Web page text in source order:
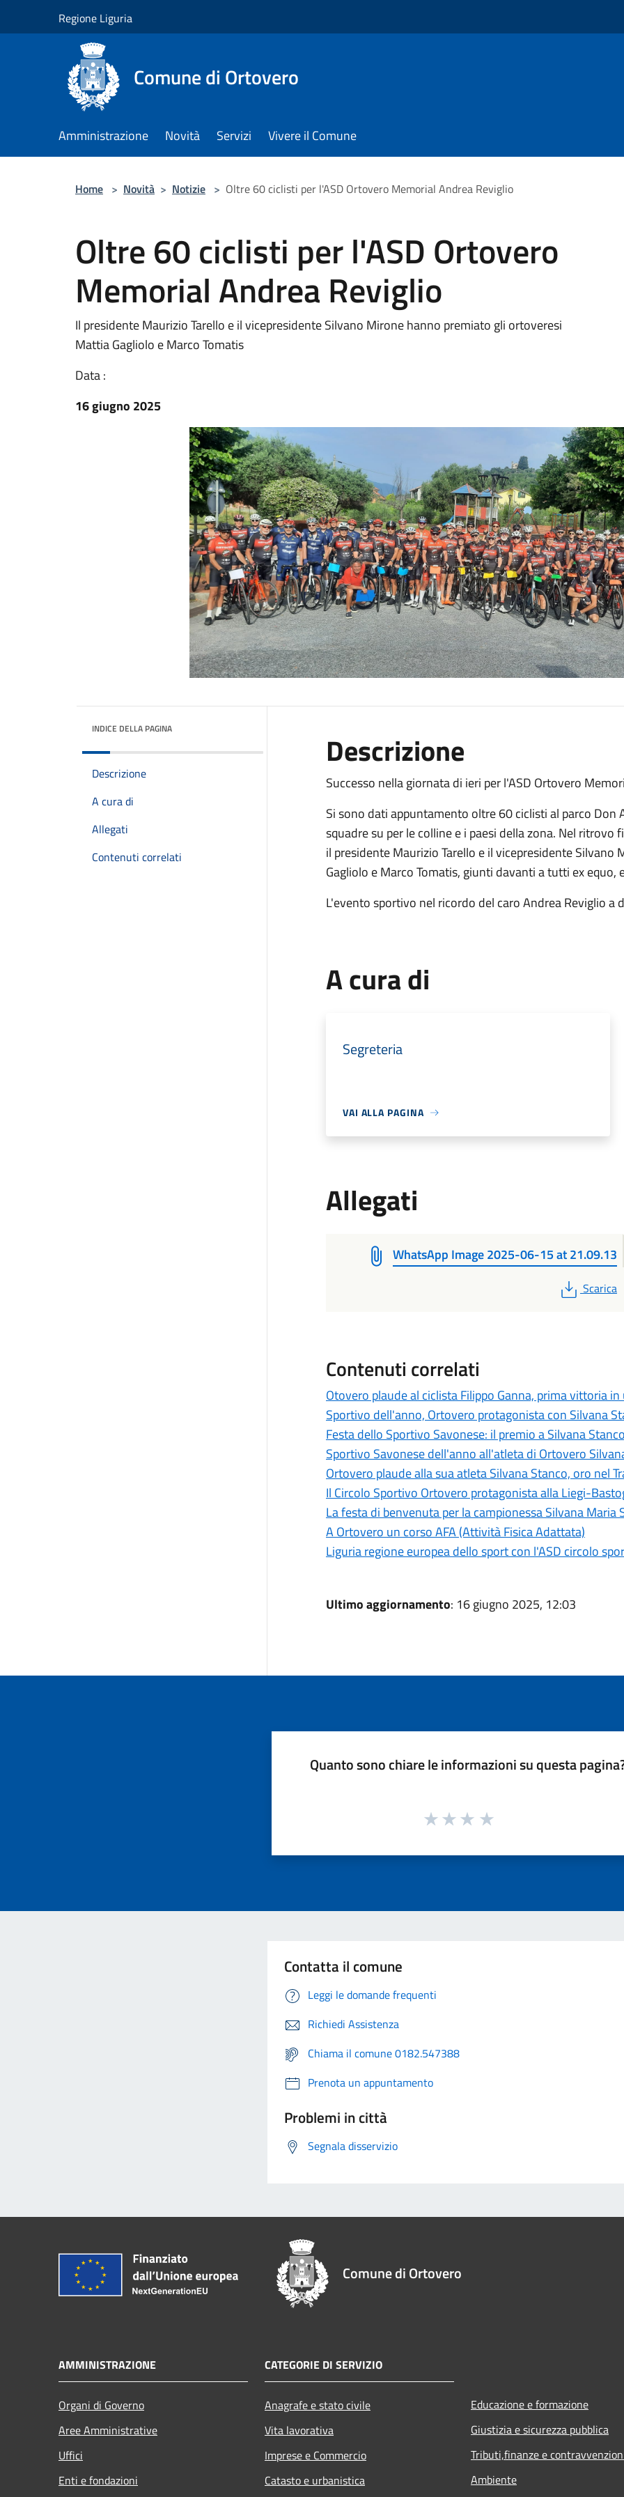
Regione Liguria
Comune di Ortovero
Amministrazione Novità Servizi Vivere il Comune
Home > Novità > Notizie > Oltre 60 ciclisti per l'ASD Ortovero Memorial Andrea Reviglio
Oltre 60 ciclisti per l'ASD Ortovero
Memorial Andrea Reviglio
Il presidente Maurizio Tarello e il vicepresidente Silvano Mirone hanno premiato gli ortoveresi
Mattia Gagliolo e Marco Tomatis
Data :
16 giugno 2025
INDICE DELLA PAGINA
Descrizione
A cura di
Allegati
Contenuti correlati
Descrizione
Successo nella giornata di ieri per l'ASD Ortovero
Si sono dati appuntamento oltre 60 ciclisti al parco Don
squadre su per le colline e i paesi della zona. Nel
il presidente Maurizio Tarello e il vicepresidente
Gagliolo e Marco Tomatis, giunti davanti a tutti ex equo,
L'evento sportivo nel ricordo del caro Andrea Reviglio a
A cura di
Segreteria
VAI ALLA PAGINA
Allegati
WhatsApp Image 2025-06-15 at 21.09.13
PDF
Scarica
Contenuti correlati
Otovero plaude al ciclista Filippo Ganna, prima vittoria
Sportivo dell'anno, Ortovero protagonista con Silvana
Festa dello Sportivo Savonese: il premio a Silvana
Sportivo Savonese dell'anno all'atleta di Ortovero
Ortovero plaude alla sua atleta Silvana Stanco, oro nel
Il Circolo Sportivo Ortovero protagonista alla Liegi-
La festa di benvenuta per la campionessa Silvana Maria
A Ortovero un corso AFA (Attività Fisica Adattata)
Liguria regione europea dello sport con l'ASD circolo
Ultimo aggiornamento: 16 giugno 2025, 12:03
Quanto sono chiare le informazioni su questa
Contatta il comune
Leggi le domande frequenti
Richiedi Assistenza
Chiama il comune 0182.547388
Prenota un appuntamento
Problemi in città
Segnala disservizio
Comune di Ortovero
AMMINISTRAZIONE
Organi di Governo
Aree Amministrative
Uffici
Enti e fondazioni
CATEGORIE DI SERVIZIO
Anagrafe e stato civile
Vita lavorativa
Imprese e Commercio
Catasto e urbanistica
Educazione e formazione
Giustizia e sicurezza pubblica
Tributi,finanze e
Ambiente